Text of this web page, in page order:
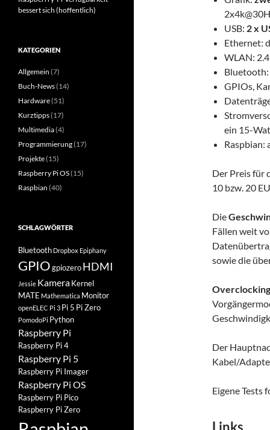
USB: 2 x
Ethernet:
WLAN:
Bluetooth:
GPIOs,
ein 15-
Raspbian:
Der Preis für
10 bzw. 20
Die
Fällen weit
sowie die
Der
Kabel/
Eigene Tests
Links
bessert sich (hoffentlich)
KATEGORIEN
Allgemein (7)
Buch-News(14)
Hardware(51)
Kurztipps(17)
Multimedia(4)
Programmierung(17)
Projekte(15)
Raspberry Pi OS(15)
Raspbian (40)
SCHLAGWÖRTER
Bluetooth Dropbox Epiphany
GPIOgpiozeroHDMI
Jessie KameraKernel
MATE Mathematica Monitor
openELEC Pi 3 Pi 5 Pi Zero
PomodoPi Python
Raspberry Pi
Raspberry Pi 4
Raspberry Pi 5
Raspberry Pi Imager
Raspberry Pi OS
Raspberry Pi Pico
Raspberry Pi Zero